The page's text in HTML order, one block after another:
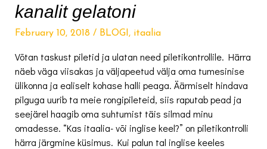
sellel
Annapurna
juhtus
//
OSA
1
kanalit gelatoni
February 10, 2018/ BLOGI , itaalia
Võtan taskust piletid ja ulatan need piletikontrollile. Härra
näeb väga viisakas ja väljapeetud välja oma tumesinise
ülikonna ja ealiselt kohase halli peaga. Äärmiselt hindava
pilguga uurib ta meie rongipileteid, siis raputab pead ja
seejärel haagib oma suhtumist täis silmad minu
omadesse. “Kas itaalia- või inglise keel?” on piletikontrolli
härra järgmine küsimus. Kui palun tal inglise keeles